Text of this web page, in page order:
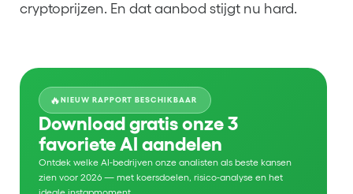
cryptoprijzen. En dat aanbod stijgt nu hard.
🔥 NIEUW RAPPORT BESCHIKBAAR
Download gratis onze 3
favoriete AI aandelen
Ontdek welke AI-bedrijven onze analisten als beste kansen
zien voor 2026 — met koersdoelen, risico-analyse en het